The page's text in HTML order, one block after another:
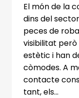
El món de la
dins del
peces de
visibilitat
estètic i han
còmodes. A
contacte
tant, els…